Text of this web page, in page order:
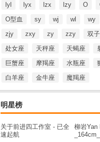
lyl
lyx lzx lzy O
O型血
sy wj wl wy
zjy
zxy zy zzy 双
处女座
天秤座 天蝎座
巨蟹座
摩羯座 水瓶座
白羊座
金牛座 魔羯座
明星榜
关于前进四工作室 - 已全
速起航
柳岩Yan